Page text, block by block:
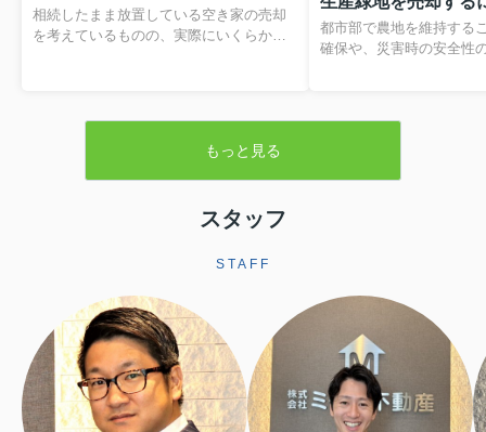
相続したまま放置している空き家の売却
を考えているものの、実際にいくらかか
重なると、最終的に手元に残る金額のイ
譲渡所得税や住民税といった税金、空き
家の譲渡所得の3,000万円特別控除といっ
ておくことが大切です。この記事では、
やすい費用や税金の基本から、解体費補
法まで、順を追って分かりやすく解説し
ます。読み進めていただくことで、おお
よその手取り額の考...
都市部で農地を維持する
確保や、災害時の安全性
ことで、農業以外の用途
されますが、その一方で
地並みの評価となり、税
ます。また、相続税に...
もっと見る
スタッフ
STAFF